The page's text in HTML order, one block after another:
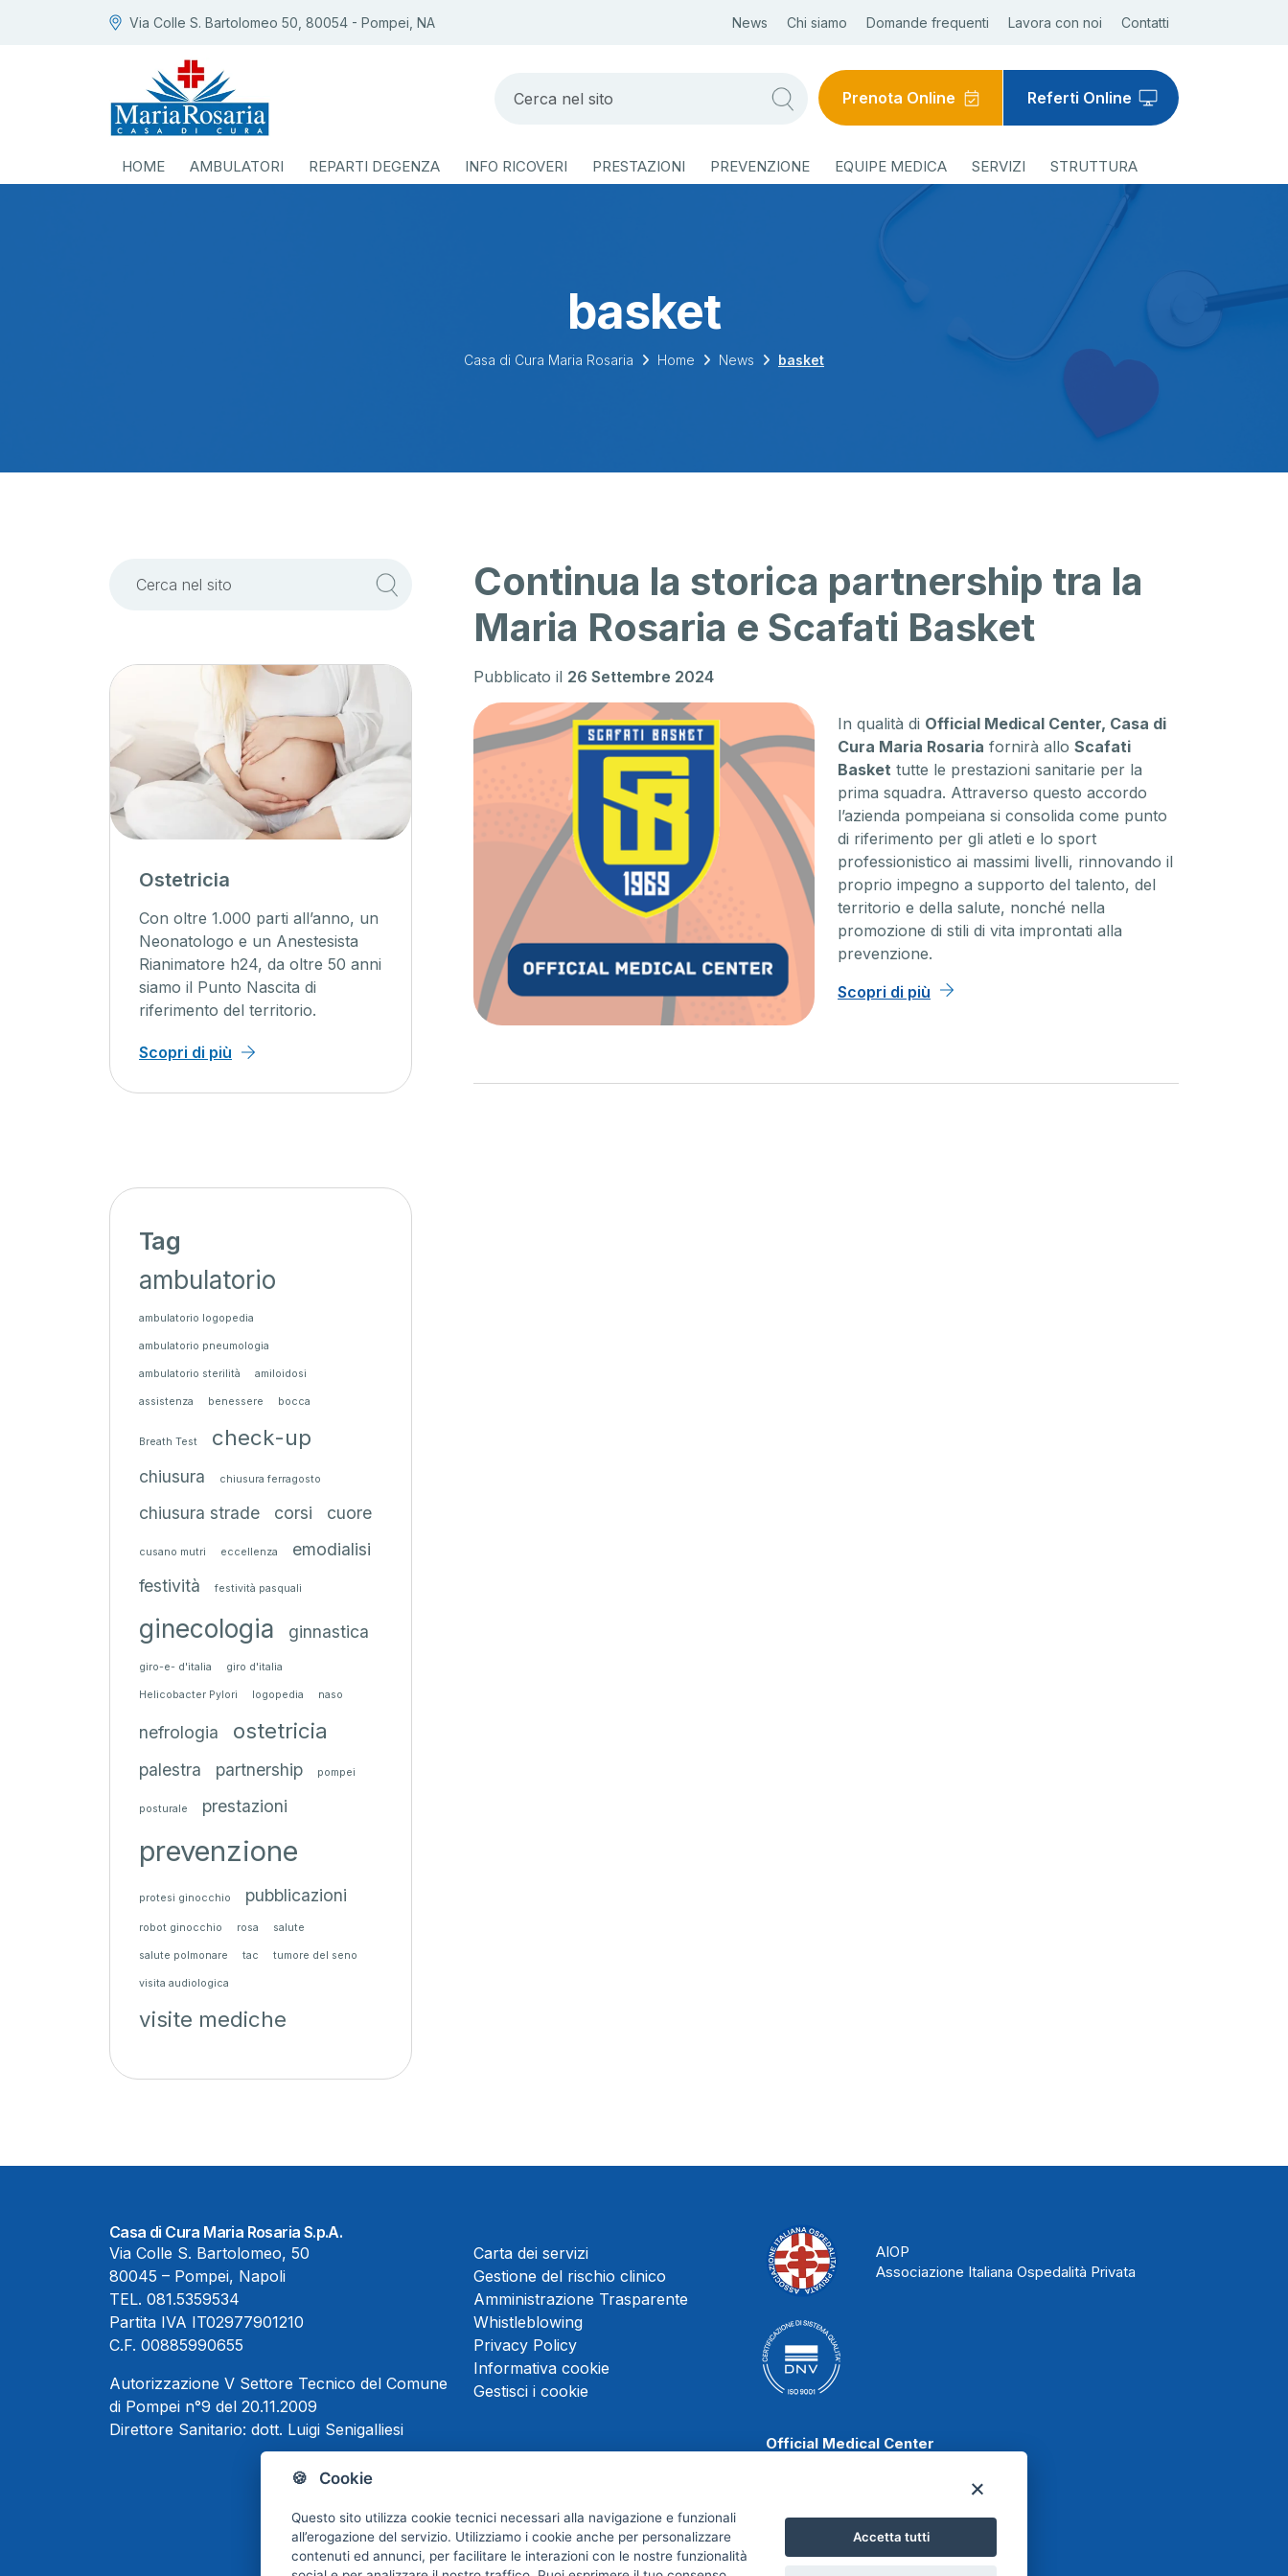
🍪 Cookie
Questo sito utilizza cookie tecnici necessari alla navigazione e funzionali
all’erogazione del servizio. Utilizziamo i cookie anche per personalizzare
contenuti ed annunci, per facilitare le interazioni con le nostre funzionalità
Accetta tutti
Via Colle S. Bartolomeo 50, 80054 - Pompei, NA News Chi siamo Domande frequenti Lavora con noi Contatti
Prenota Online Referti Online
HOME AMBULATORI REPARTI DEGENZA INFO RICOVERI PRESTAZIONI PREVENZIONE EQUIPE MEDICA SERVIZI STRUTTURA
basket
Casa di Cura Maria Rosaria Home News basket
Continua la storica partnership tra la
Maria Rosaria e Scafati Basket
Pubblicato il 26 Settembre 2024
In qualità di Official Medical Center, Casa di
Cura Maria Rosaria fornirà allo Scafati
Basket tutte le prestazioni sanitarie per la
prima squadra. Attraverso questo accordo
l’azienda pompeiana si consolida come punto
di riferimento per gli atleti e lo sport
professionistico ai massimi livelli, rinnovando il
proprio impegno a supporto del talento, del
territorio e della salute, nonché nella
promozione di stili di vita improntati alla
prevenzione.
Scopri di più
Ostetricia
Con oltre 1.000 parti all’anno, un
Neonatologo e un Anestesista
Rianimatore h24, da oltre 50 anni
siamo il Punto Nascita di
riferimento del territorio.
Scopri di più
Unità cuore
La cardiologia a 360°: i nostri
specialisti sono presenti sia in
ambulatorio che in reparto, ti
assistiamo dalla diagnosi alla cura
all’elettrofisiologia.
Ortopedia
La nostra equipe di specialisti
multidisciplinari è in grado di
produrre diagnosi mirate e
predisporre i più appropriati
approcci terapeutici, chirurgici e
Nefrologia
Tag
ambulatorio
ambulatorio logopedia
ambulatorio pneumologia
ambulatorio sterilità amiloidosi
assistenza benessere bocca
Breath Test check-up
chiusura chiusura ferragosto
chiusura strade corsi cuore
cusano mutri eccellenza
emodialisi
festività
festività pasquali
ginecologia ginnastica
giro-e- d'italia giro d'italia
Helicobacter Pylori logopedia naso
nefrologia ostetricia
palestra partnership pompei
posturale prestazioni
prevenzione
protesi ginocchio pubblicazioni
robot ginocchio rosa salute
salute polmonare tac tumore del seno
visita audiologica
visite mediche
Casa di Cura Maria Rosaria S.p.A.
Via Colle S. Bartolomeo, 50
80045 – Pompei, Napoli
TEL. 081.5359534
Partita IVA IT02977901210
C.F. 00885990655
Autorizzazione V Settore Tecnico del Comune
di Pompei n°9 del 20.11.2009
Direttore Sanitario: dott. Luigi Senigalliesi
Carta dei servizi
Gestione del rischio clinico
Amministrazione Trasparente
Whistleblowing
Privacy Policy
Informativa cookie
Gestisci i cookie
AIOP
Associazione Italiana Ospedalità Privata
Official Medical Center
Scafati Basket